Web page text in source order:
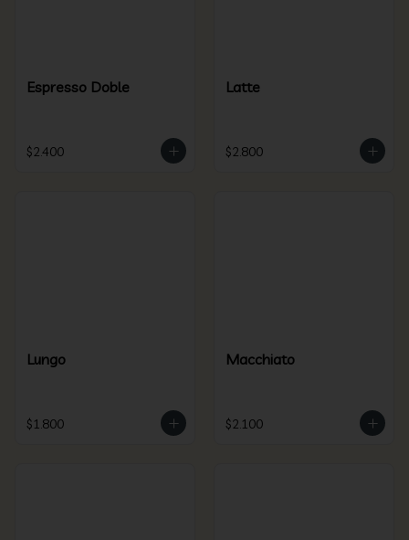
Espresso Doble
$2.400
Latte
$2.800
Lungo
$1.800
Macchiato
$2.100